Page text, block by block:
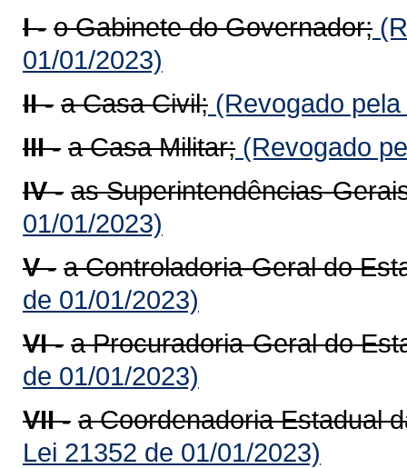
I - o Gabinete do Governador;
01/01/2023)
II - a Casa Civil; (Revogado
III - a Casa Militar; (Revogado
IV - as Superintendências-
01/01/2023)
V - a Controladoria-Geral do
de 01/01/2023)
VI - a Procuradoria-Geral do
de 01/01/2023)
VII - a Coordenadoria Estadual
Lei 21352 de 01/01/2023)